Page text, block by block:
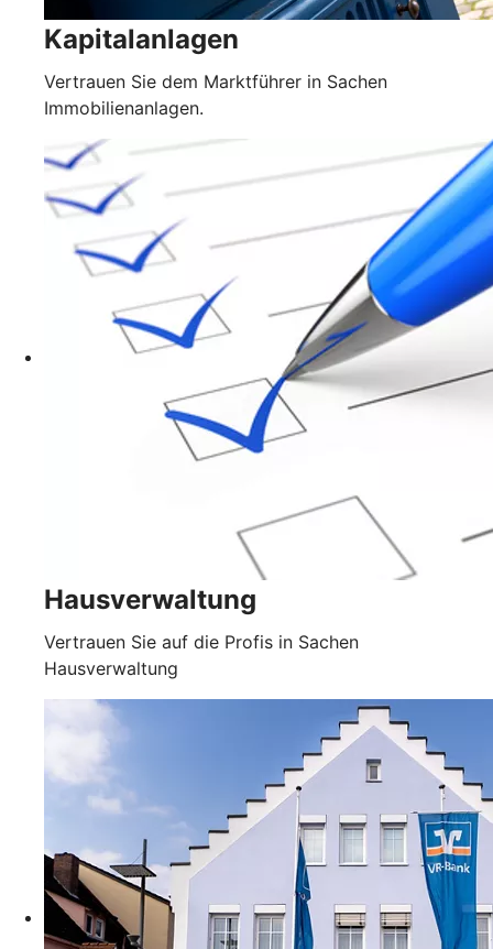
Kapitalanlagen
Vertrauen Sie dem Marktführer in Sachen
Immobilienanlagen.
Hausverwaltung
Vertrauen Sie auf die Profis in Sachen
Hausverwaltung